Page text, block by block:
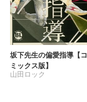
坂下先生の偏愛指導【コ
ミックス版】
山田ロック